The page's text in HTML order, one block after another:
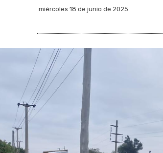
miércoles 18 de junio de 2025